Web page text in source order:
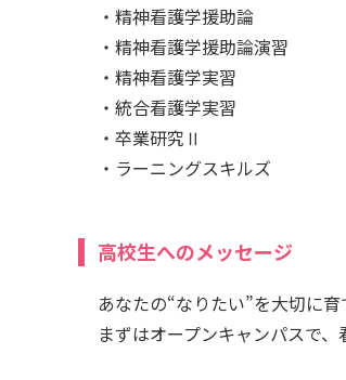
・精神看護学援助論
・精神看護学援助論演習
・精神看護学実習
・統合看護学実習
・卒業研究Ⅱ
・ラーニングスキルズ
高校生へのメッセージ
あなたの“なりたい”を大切に
まずはオープンキャンパスで